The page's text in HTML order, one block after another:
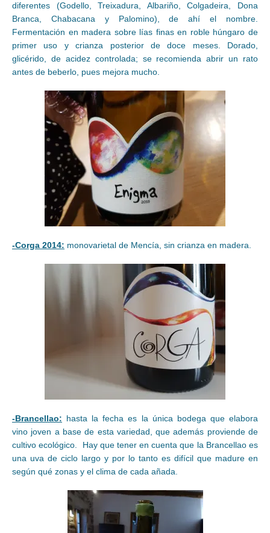
diferentes (Godello, Treixadura, Albariño, Colgadeira, Dona
Branca, Chabacana y Palomino), de ahí el nombre.
Fermentación en madera sobre lías finas en roble húngaro de
primer uso y crianza posterior de doce meses. Dorado,
glicérido, de acidez controlada; se recomienda abrir un rato
antes de beberlo, pues mejora mucho.
-Corga 2014: monovarietal de Mencía, sin crianza en madera.
-Brancellao: hasta la fecha es la única bodega que elabora
vino joven a base de esta variedad, que además proviende de
cultivo ecológico. Hay que tener en cuenta que la Brancellao es
una uva de ciclo largo y por lo tanto es difícil que madure en
según qué zonas y el clima de cada añada.